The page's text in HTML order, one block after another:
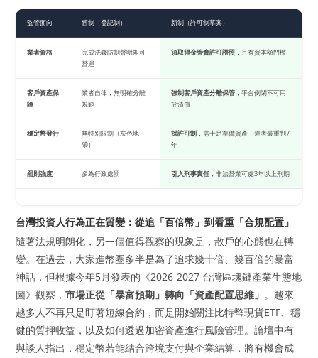
監管面向 舊制（登記制） 新制（許可制草案）
業者資格
完成洗錢防制聲明即可
營運
須取得金管會許可證照 ，且有資本額門檻
客戶資產保
障
業者自律，無明確分離
規範
強制客戶資產分離保管 ，平台倒閉不可用
於清償
穩定幣發行
無特別限制（灰色地
帶）
採許可制 ，需十足準備資產，違者最重判7
年
罰則強度 多為行政處罰 引入刑事責任 ，非法營業可處3年以上刑期
台灣投資人行為正在質變：從追「百倍幣」到看重「合規配置」
隨著法規明朗化，另一個值得觀察的現象是，散戶的心態也在轉
變。在過去，大家進幣圈多半是為了追求幾十倍、幾百倍的暴富
神話，但根據今年5月發表的《2026-2027 台灣區塊鏈產業生態地
圖》觀察，市場正從「暴富預期」轉向「資產配置思維」 。越來
越多人不再只是盯著短線合約，而是開始關注比特幣現貨ETF、穩
健的質押收益，以及如何透過加密資產進行風險管理。論壇中有
與談人指出，穩定幣若能結合跨境支付與企業結算，將有機會成